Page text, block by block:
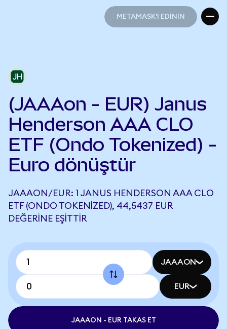
METAMASK'I EDİNİN
(JAAAon - EUR) Janus
Henderson AAA CLO
ETF (Ondo Tokenized) -
Euro dönüştür
JAAAON/EUR: 1 JANUS HENDERSON AAA CLO
ETF (ONDO TOKENIZED), 44,5437 EUR
DEĞERINE EŞITTIR
JAAAON
EUR
JAAAON - EUR TAKAS ET